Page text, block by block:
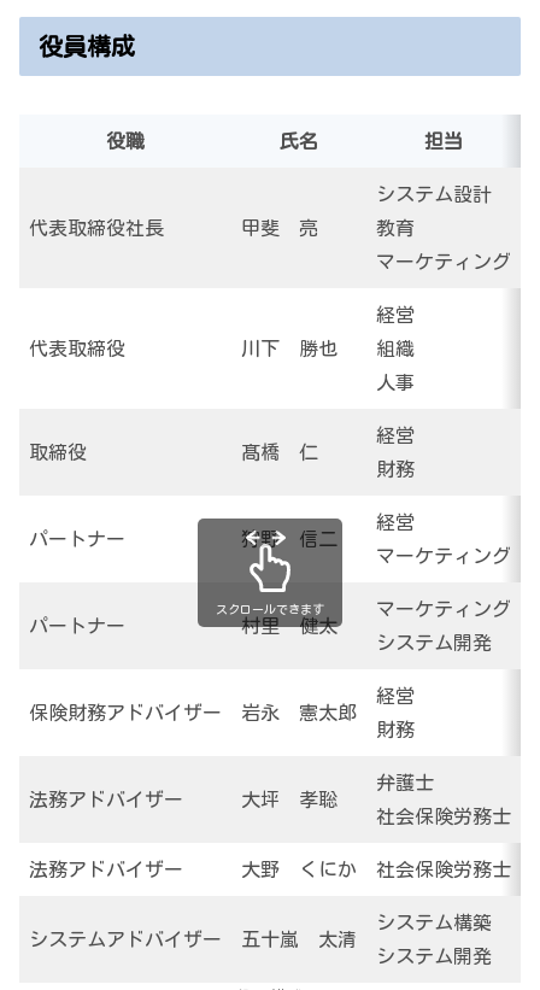
役員構成
役職 氏名 担当
代表取締役社長 甲斐 亮
システム設計
教育
マーケティング
代表取締役 川下 勝也
経営
組織
人事
取締役 髙橋 仁
経営
財務
パートナー 狩野 信二
経営
マーケティング
パートナー 村里 健太
マーケティング
システム開発
保険財務アドバイザー 岩永 憲太郎
経営
財務
法務アドバイザー 大坪 孝聡
弁護士
社会保険労務士
法務アドバイザー 大野 くにか 社会保険労務士
システムアドバイザー 五十嵐 太清
システム構築
システム開発
スクロールできます